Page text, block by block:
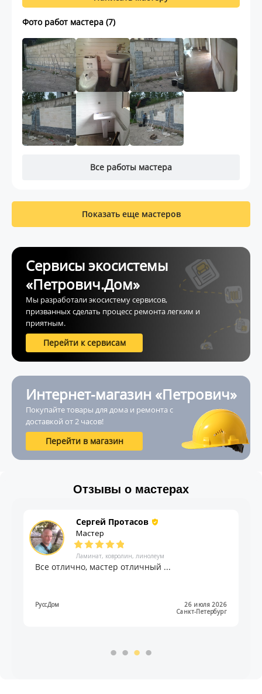
Фото работ мастера (7)
Все работы мастера
Показать еще мастеров
Сервисы экосистемы
«Петрович.Дом»
Мы разработали экосистему сервисов,
призванных сделать процесс ремонта легким и
приятным.
Перейти к сервисам
Интернет-магазин «Петрович»
Покупайте товары для дома и ремонта с
доставкой от 2 часов!
Перейти в магазин
Отзывы о мастерах
Сергей Протасов
Мастер
Ламинат, ковролин, линолеум
Все отлично, мастер отличный ...
РуссДом
26 июля 2026
Санкт-Петербург